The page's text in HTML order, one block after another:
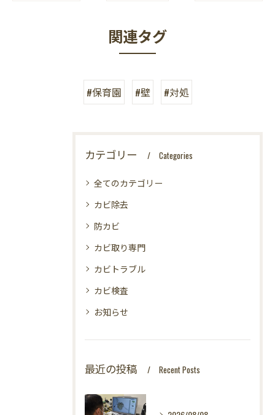
関連タグ
#保育園 #壁 #対処
カテゴリー Categories
全てのカテゴリー
カビ除去
防カビ
カビ取り専門
カビトラブル
カビ検査
お知らせ
最近の投稿 Recent Posts